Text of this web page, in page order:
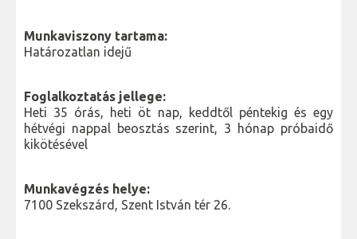
Munkaviszony tartama:
Határozatlan idejű
Foglalkoztatás jellege:
Heti 35 órás, heti öt nap, keddtől péntekig és egy
hétvégi nappal beosztás szerint, 3 hónap próbaidő
kikötésével
Munkavégzés helye:
7100 Szekszárd, Szent István tér 26.